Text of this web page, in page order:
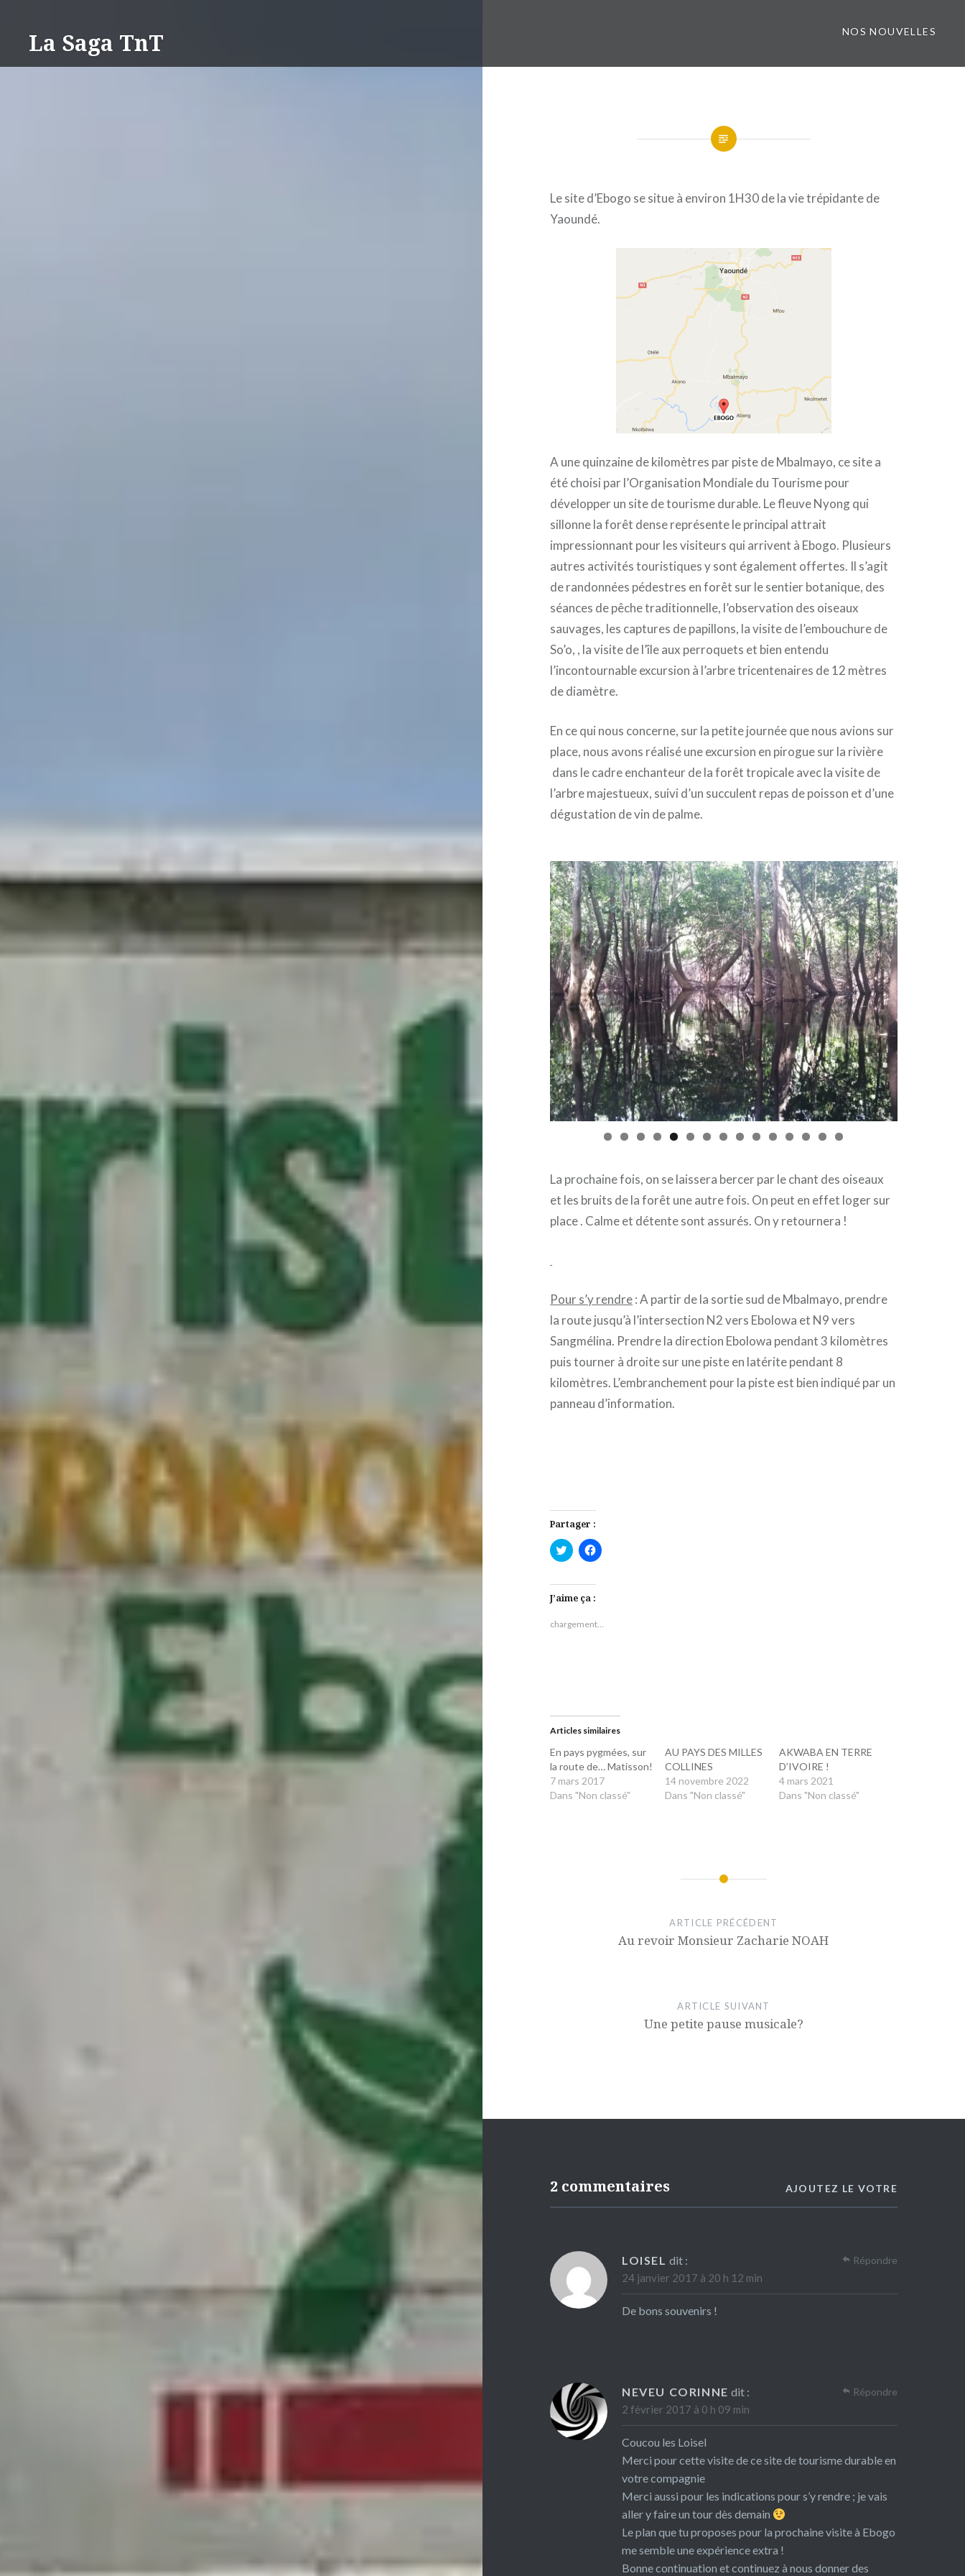
contenuLa Saga TnT NOS NOUVELLES
Le site d’Ebogo se situe à environ 1H30 de la vie trépidante de
Yaoundé.
A une quinzaine de kilomètres par piste de Mbalmayo, ce site a
été choisi par l’Organisation Mondiale du Tourisme pour
développer un site de tourisme durable. Le fleuve Nyong qui
sillonne la forêt dense représente le principal attrait
impressionnant pour les visiteurs qui arrivent à Ebogo. Plusieurs
autres activités touristiques y sont également offertes. Il s’agit
de randonnées pédestres en forêt sur le sentier botanique, des
séances de pêche traditionnelle, l’observation des oiseaux
sauvages, les captures de papillons, la visite de l’embouchure de
So’o, , la visite de l’île aux perroquets et bien entendu
l’incontournable excursion à l’arbre tricentenaires de 12 mètres
de diamètre.
En ce qui nous concerne, sur la petite journée que nous avions sur
place, nous avons réalisé une excursion en pirogue sur la rivière
dans le cadre enchanteur de la forêt tropicale avec la visite de
l’arbre majestueux, suivi d’un succulent repas de poisson et d’une
dégustation de vin de palme.
La prochaine fois, on se laissera bercer par le chant des oiseaux
et les bruits de la forêt une autre fois. On peut en effet loger sur
place . Calme et détente sont assurés. On y retournera !
Pour s’y rendre: A partir de la sortie sud de Mbalmayo, prendre
la route jusqu’à l’intersection N2 vers Ebolowa et N9 vers
Sangmélina. Prendre la direction Ebolowa pendant 3 kilomètres
puis tourner à droite sur une piste en latérite pendant 8
kilomètres. L’embranchement pour la piste est bien indiqué par un
panneau d’information.
Partager :
Cliquez
pour
Twitter(ouvre
dans
une
fenêtre)
Cliquez
pour
fenêtre)
J’aime ça :
chargement…
Articles similaires
En pays pygmées, sur
la route de… Matisson!
7 mars 2017
Dans "Non classé"
AU PAYS DES MILLES
COLLINES
14 novembre 2022
Dans "Non classé"
AKWABA EN TERRE
D’IVOIRE !
4 mars 2021
Dans "Non classé"
ARTICLE PRÉCÉDENT
Au revoir Monsieur Zacharie NOAH
ARTICLE SUIVANT
Une petite pause musicale?
2 commentaires AJOUTEZ LE VOTRE
LOISEL dit :
24 janvier 2017 à 20 h 12 min
De bons souvenirs !
Répondre
NEVEU CORINNE dit :
2 février 2017 à 0 h 09 min
Coucou les Loisel
Merci pour cette visite de ce site de tourisme durable en
votre compagnie
Merci aussi pour les indications pour s’y rendre ; je vais
aller y faire un tour dès demain
Le plan que tu proposes pour la prochaine visite à Ebogo
me semble une expérience extra !
Bonne continuation et continuez à nous donner des
Répondre